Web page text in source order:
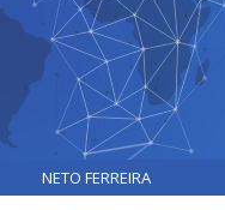
NETO FERREIRA